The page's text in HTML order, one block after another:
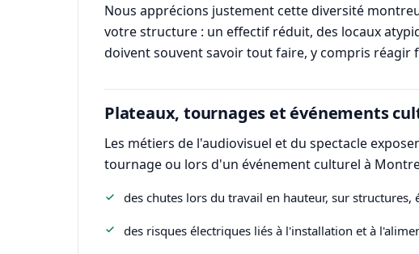
Nous apprécions justement cette diversité
votre structure : un effectif réduit, des locaux
doivent souvent savoir tout faire, y compris réagir
Plateaux, tournages et événements
Les métiers de l'audiovisuel et du spectacle
tournage ou lors d'un événement culturel à
des chutes lors du travail en hauteur, sur structures,
des risques électriques liés à l'installation et à